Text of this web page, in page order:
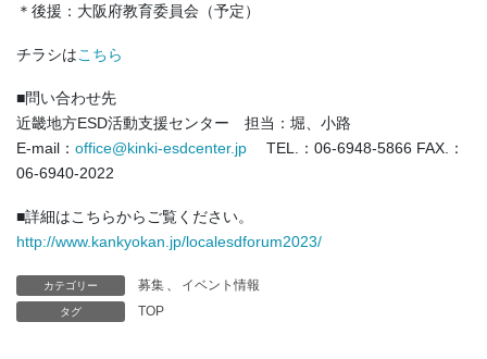
＊後援：大阪府教育委員会（予定）
チラシはこちら
■問い合わせ先
近畿地方ESD活動支援センター 担当：堀、小路
E-mail： office@kinki-esdcenter.jp TEL.：06-6948-5866 FAX.：
06-6940-2022
■詳細はこちらからご覧ください。
http://www.kankyokan.jp/localesdforum2023/
カテゴリー 募集 、 イベント情報
タグ TOP